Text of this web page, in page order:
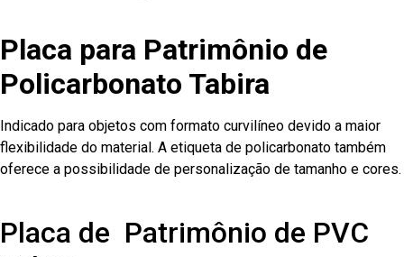
Placa para Patrimônio de
Policarbonato Tabira
Indicado para objetos com formato curvilíneo devido a maior
flexibilidade do material. A etiqueta de policarbonato também
oferece a possibilidade de personalização de tamanho e cores.
Placa de Patrimônio de PVC